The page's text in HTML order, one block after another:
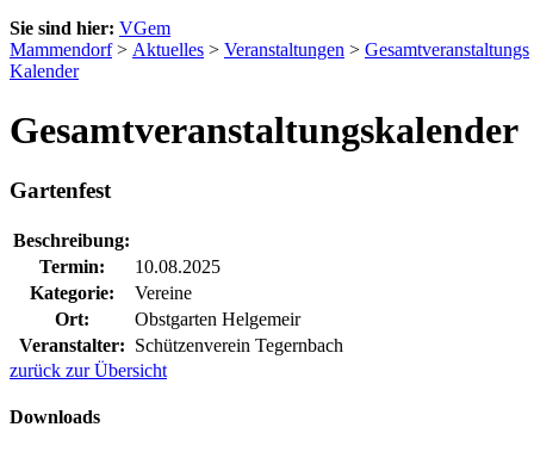
Sie sind hier: VGem
Mammendorf> Aktuelles > Veranstaltungen > Gesamtveranstaltungs
Kalender
Gesamtveranstaltungskalender
Gartenfest
Beschreibung:
Termin:
10.08.2025
Kategorie:
Vereine
Ort:
Obstgarten Helgemeir
Veranstalter: Schützenverein Tegernbach
zurück zur Übersicht
Downloads